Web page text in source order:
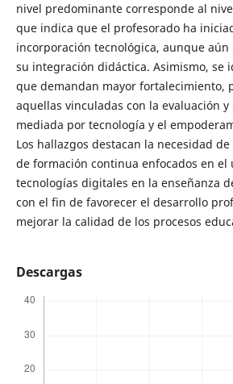
nivel predominante corresponde al
que indica que el profesorado ha
incorporación tecnológica, aunque
su integración didáctica. Asimismo, se
que demandan mayor fortalecimiento,
aquellas vinculadas con la evaluación
mediada por tecnología y el
Los hallazgos destacan la necesidad
de formación continua enfocados en el
tecnologías digitales en la enseñanza
con el fin de favorecer el desarrollo
mejorar la calidad de los procesos
Descargas